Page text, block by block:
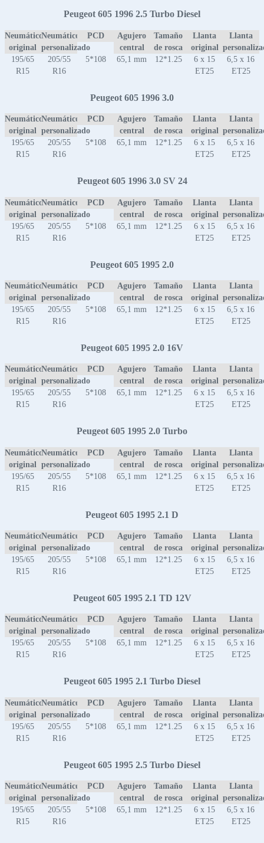
Peugeot 605 1996 2.5 Turbo Diesel
Neumático
original
Neumático
personalizado
PCD
Agujero
central
Tamaño
de rosca
Llanta
original
Llanta
195/65
R15
205/55
R16
5*108 65,1 mm 12*1.25
6 x 15
ET25
6,5 x 16
ET25
Peugeot 605 1996 3.0
Neumático
original
Neumático
personalizado
PCD
Agujero
central
Tamaño
de rosca
Llanta
original
Llanta
195/65
R15
205/55
R16
5*108 65,1 mm 12*1.25
6 x 15
ET25
6,5 x 16
ET25
Peugeot 605 1996 3.0 SV 24
Neumático
original
Neumático
personalizado
PCD
Agujero
central
Tamaño
de rosca
Llanta
original
Llanta
195/65
R15
205/55
R16
5*108 65,1 mm 12*1.25
6 x 15
ET25
6,5 x 16
ET25
Peugeot 605 1995 2.0
Neumático
original
Neumático
personalizado
PCD
Agujero
central
Tamaño
de rosca
Llanta
original
Llanta
195/65
R15
205/55
R16
5*108 65,1 mm 12*1.25
6 x 15
ET25
6,5 x 16
ET25
Peugeot 605 1995 2.0 16V
Neumático
original
Neumático
personalizado
PCD
Agujero
central
Tamaño
de rosca
Llanta
original
Llanta
195/65
R15
205/55
R16
5*108 65,1 mm 12*1.25
6 x 15
ET25
6,5 x 16
ET25
Peugeot 605 1995 2.0 Turbo
Neumático
original
Neumático
personalizado
PCD
Agujero
central
Tamaño
de rosca
Llanta
original
Llanta
195/65
R15
205/55
R16
5*108 65,1 mm 12*1.25
6 x 15
ET25
6,5 x 16
ET25
Peugeot 605 1995 2.1 D
Neumático
original
Neumático
personalizado
PCD
Agujero
central
Tamaño
de rosca
Llanta
original
Llanta
195/65
R15
205/55
R16
5*108 65,1 mm 12*1.25
6 x 15
ET25
6,5 x 16
ET25
Peugeot 605 1995 2.1 TD 12V
Neumático
original
Neumático
personalizado
PCD
Agujero
central
Tamaño
de rosca
Llanta
original
Llanta
195/65
R15
205/55
R16
5*108 65,1 mm 12*1.25
6 x 15
ET25
6,5 x 16
ET25
Peugeot 605 1995 2.1 Turbo Diesel
Neumático
original
Neumático
personalizado
PCD
Agujero
central
Tamaño
de rosca
Llanta
original
Llanta
195/65
R15
205/55
R16
5*108 65,1 mm 12*1.25
6 x 15
ET25
6,5 x 16
ET25
Peugeot 605 1995 2.5 Turbo Diesel
Neumático
original
Neumático
personalizado
PCD
Agujero
central
Tamaño
de rosca
Llanta
original
Llanta
195/65
R15
205/55
R16
5*108 65,1 mm 12*1.25
6 x 15
ET25
6,5 x 16
ET25